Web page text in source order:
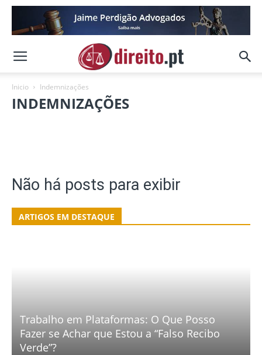
Inicio Indemnizações
INDEMNIZAÇÕES
Não há posts para exibir
ARTIGOS EM DESTAQUE
Trabalho em Plataformas: O Que Posso
Fazer se Achar que Estou a “Falso Recibo
Verde”?